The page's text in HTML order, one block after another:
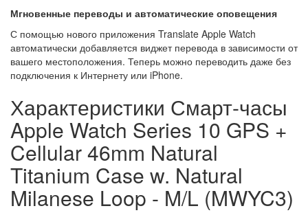
Мгновенные переводы и автоматические оповещения
С помощью нового приложения Translate Apple Watch
автоматически добавляется виджет перевода в зависимости от
вашего местоположения. Теперь можно переводить даже без
подключения к Интернету или iPhone.
Характеристики Смарт-часы
Apple Watch Series 10 GPS +
Cellular 46mm Natural
Titanium Case w. Natural
Milanese Loop - M/L (MWYC3)